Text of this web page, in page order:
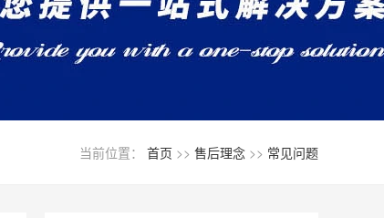
当前位置： 首页 >> 售后理念 >> 常见问题